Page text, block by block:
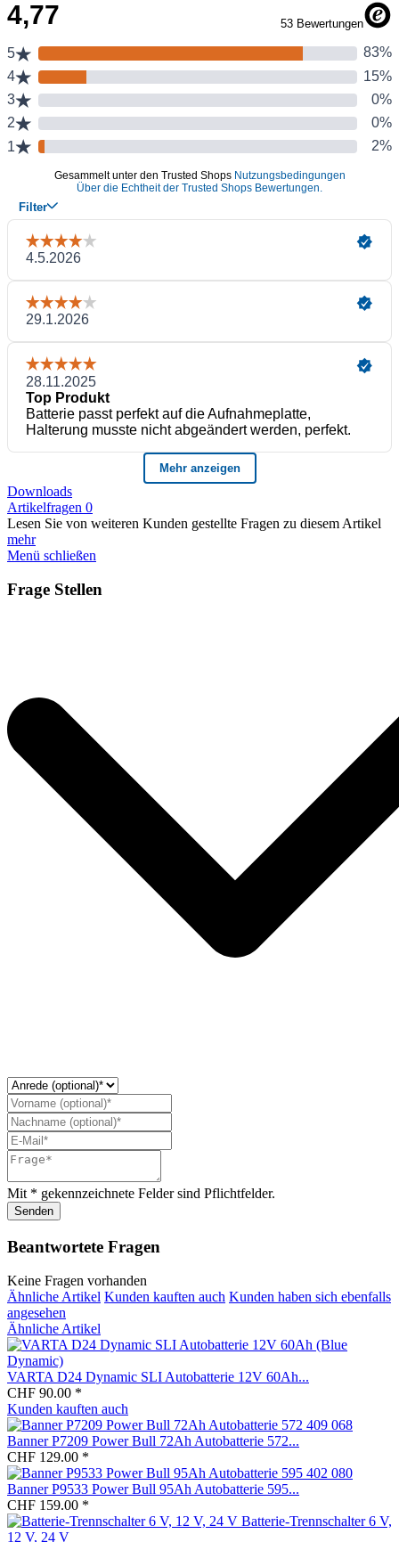
Downloads
Artikelfragen 0
Lesen Sie von weiteren Kunden gestellte Fragen zu diesem Artikel
mehr
Menü schließen
Frage Stellen
Mit * gekennzeichnete Felder sind Pflichtfelder.
Senden
Beantwortete Fragen
Keine Fragen vorhanden
Ähnliche Artikel Kunden kauften auch Kunden haben sich ebenfalls
angesehen
Ähnliche Artikel
VARTA D24 Dynamic SLI Autobatterie 12V 60Ah...
CHF 90.00 *
Kunden kauften auch
Banner P7209 Power Bull 72Ah Autobatterie 572...
CHF 129.00 *
Banner P9533 Power Bull 95Ah Autobatterie 595...
CHF 159.00 *
Batterie-Trennschalter 6 V,
12 V, 24 V